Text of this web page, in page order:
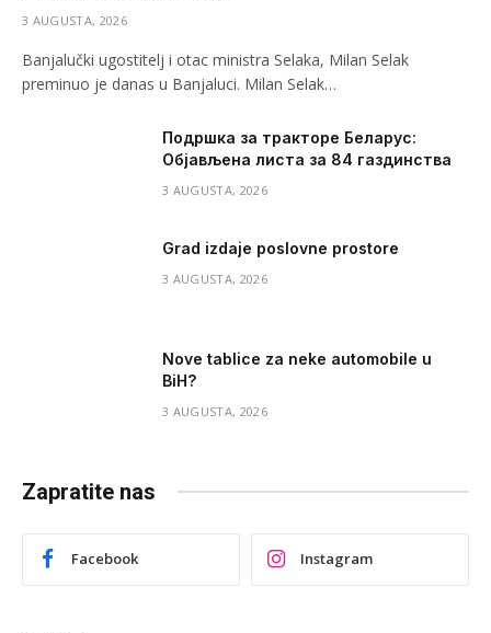
3 AUGUSTA, 2026
Banjalučki ugostitelj i otac ministra Selaka, Milan Selak
preminuo je danas u Banjaluci. Milan Selak…
Подршка за тракторе Беларус:
Објављена листа за 84 газдинства
3 AUGUSTA, 2026
Grad izdaje poslovne prostore
3 AUGUSTA, 2026
Nove tablice za neke automobile u
BiH?
3 AUGUSTA, 2026
Zapratite nas
Facebook Instagram